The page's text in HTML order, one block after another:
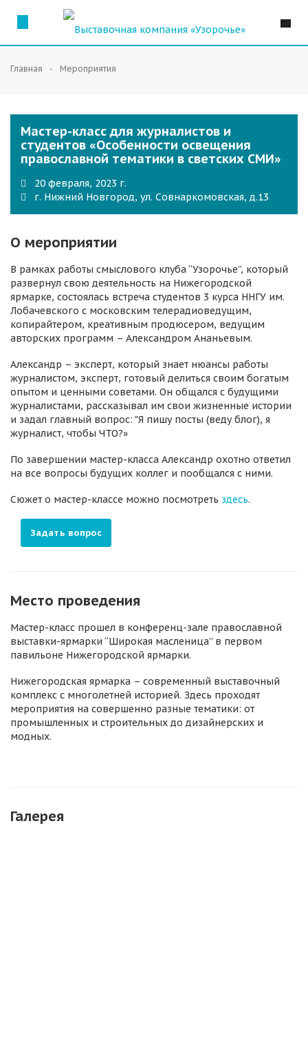
Главная Мероприятия
Мастер-класс для журналистов и
студентов «Особенности освещения
православной тематики в светских СМИ»
20 февраля, 2023 г.
г. Нижний Новгород, ул. Совнаркомовская, д.13
О мероприятии
В рамках работы смыслового клуба “Узорочье”, который
развернул свою деятельность на Нижегородской
ярмарке, состоялась встреча студентов 3 курса ННГУ им.
Лобачевского с московским телерадиоведущим,
копирайтером, креативным продюсером, ведущим
авторских программ – Александром Ананьевым.
Александр – эксперт, который знает нюансы работы
журналистом, эксперт, готовый делиться своим богатым
опытом и ценными советами. Он общался с будущими
журналистами, рассказывал им свои жизненные истории
и задал главный вопрос: "Я пишу посты (веду блог), я
журналист, чтобы ЧТО?»
По завершении мастер-класса Александр охотно ответил
на все вопросы будущих коллег и пообщался с ними.
Сюжет о мастер-классе можно посмотреть здесь.
Задать вопрос
Место проведения
Мастер-класс прошел в конференц-зале православной
выставки-ярмарки “Широкая масленица” в первом
павильоне Нижегородской ярмарки.
Нижегородская ярмарка – современный выставочный
комплекс с многолетней историей. Здесь проходят
мероприятия на совершенно разные тематики: от
промышленных и строительных до дизайнерских и
модных.
Галерея